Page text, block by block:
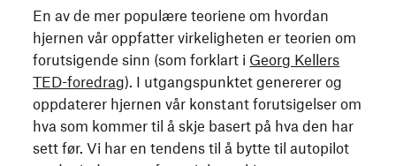
En av de mer populære teoriene om hvordan
hjernen vår oppfatter virkeligheten er teorien om
forutsigende sinn (som forklart i Georg Kellers
TED-foredrag). I utgangspunktet genererer og
oppdaterer hjernen vår konstant forutsigelser om
hva som kommer til å skje basert på hva den har
sett før. Vi har en tendens til å bytte til autopilot